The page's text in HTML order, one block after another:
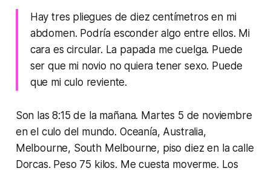
Hay tres pliegues de diez centímetros en mi
abdomen. Podría esconder algo entre ellos. Mi
cara es circular. La papada me cuelga. Puede
ser que mi novio no quiera tener sexo. Puede
que mi culo reviente.
Son las 8:15 de la mañana. Martes 5 de noviembre
en el culo del mundo. Oceanía, Australia,
Melbourne, South Melbourne, piso diez en la calle
Dorcas. Peso 75 kilos. Me cuesta moverme. Los